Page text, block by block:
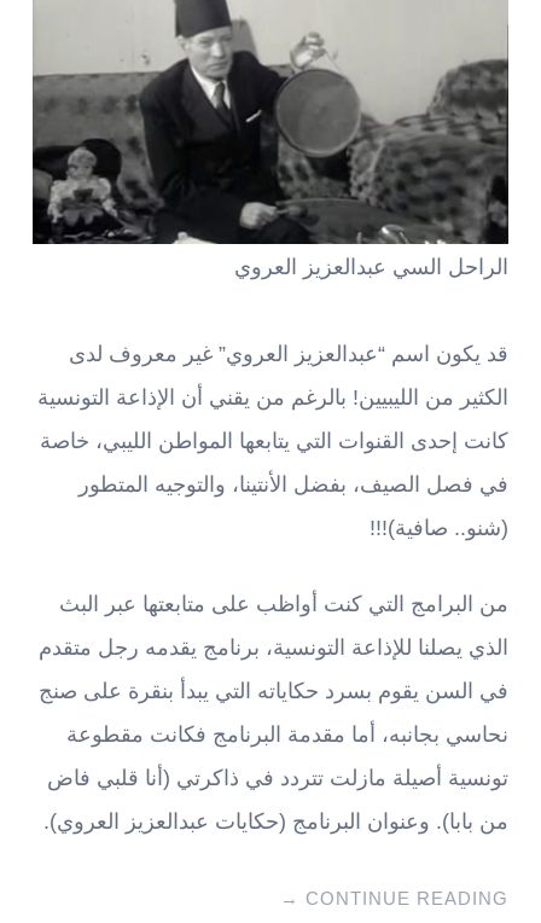
الراحل السي عبدالعزيز العروي
قد يكون اسم “عبدالعزيز العروي” غير معروف لدى
الكثير من الليبيين! بالرغم من يقني أن الإذاعة التونسية
كانت إحدى القنوات التي يتابعها المواطن الليبي، خاصة
في فصل الصيف، بفضل الأنتينا، والتوجيه المتطور
(شنو.. صافية)!!!
من البرامج التي كنت أواظب على متابعتها عبر البث
الذي يصلنا للإذاعة التونسية، برنامج يقدمه رجل متقدم
في السن يقوم بسرد حكاياته التي يبدأ بنقرة على صنج
نحاسي بجانبه، أما مقدمة البرنامج فكانت مقطوعة
تونسية أصيلة مازلت تتردد في ذاكرتي (أنا قلبي فاض
من بابا). وعنوان البرنامج (حكايات عبدالعزيز العروي).
CONTINUE READING
→